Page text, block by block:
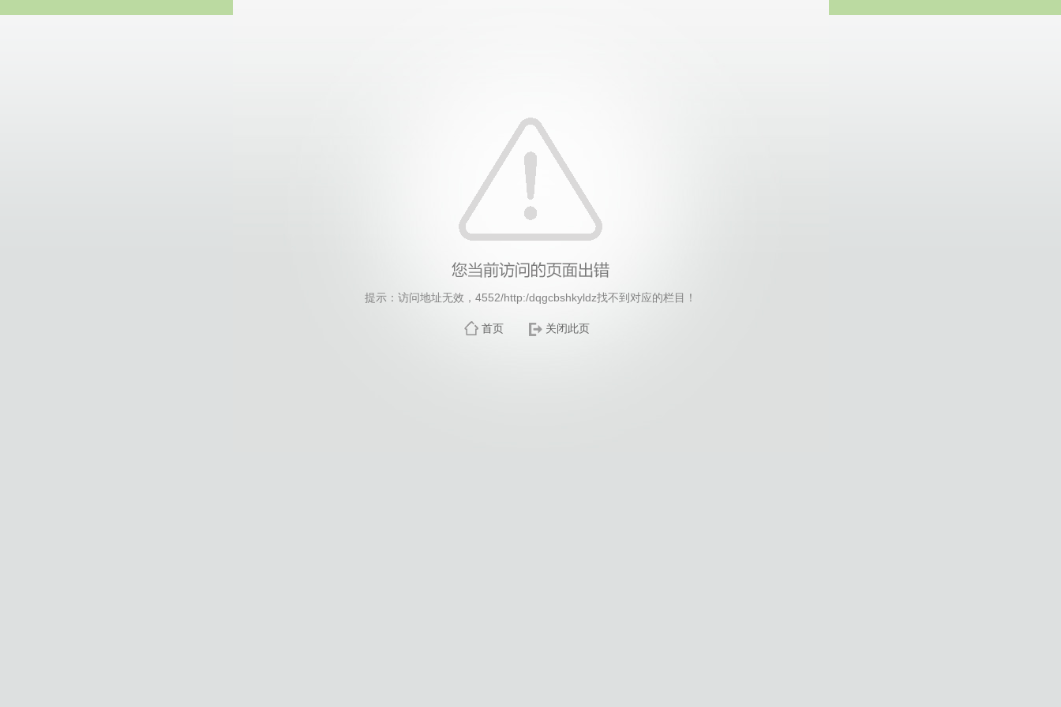
提示：访问地址无效，4552/http:/dqgcbshkyldz找不到对应的栏目！
首页 关闭此页